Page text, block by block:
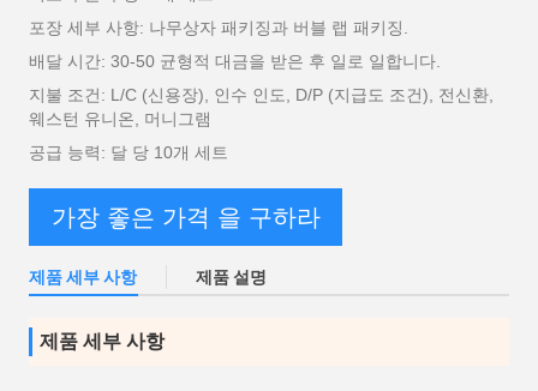
포장 세부 사항: 나무상자 패키징과 버블 랩 패키징.
배달 시간: 30-50 균형적 대금을 받은 후 일로 일합니다.
지불 조건: L/C (신용장), 인수 인도, D/P (지급도 조건), 전신환,
웨스턴 유니온, 머니그램
공급 능력: 달 당 10개 세트
가장 좋은 가격 을 구하라
제품 세부 사항 제품 설명
제품 세부 사항